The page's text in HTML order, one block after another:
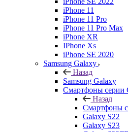
iPhone 11
iPhone 11 Pro
iPhone 11 Pro Max
iPhone XR
IPhone Xs
iPhone SE 2020
Samsung Galaxy
Назад
Samsung Galaxy
Смартфоны серии
Назад
Смартфоны
Galaxy S22
Galaxy S23